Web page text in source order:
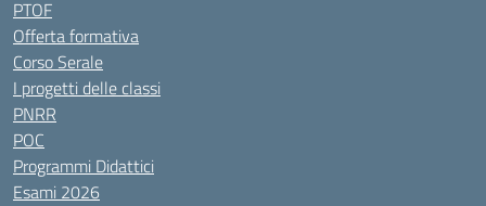
PTOF
Offerta formativa
Corso Serale
I progetti delle classi
PNRR
POC
Programmi Didattici
Esami 2026